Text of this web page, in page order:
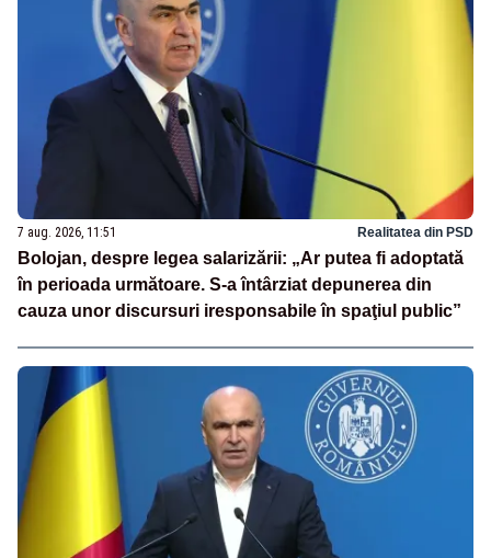
7 aug. 2026, 11:51 Realitatea din PSD
Bolojan, despre legea salarizării: „Ar putea fi adoptată
în perioada următoare. S-a întârziat depunerea din
cauza unor discursuri iresponsabile în spaţiul public”